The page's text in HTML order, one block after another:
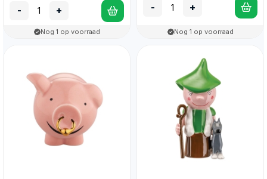
-
+
Nog 1 op voorraad
- +
Nog 1 op voorraad